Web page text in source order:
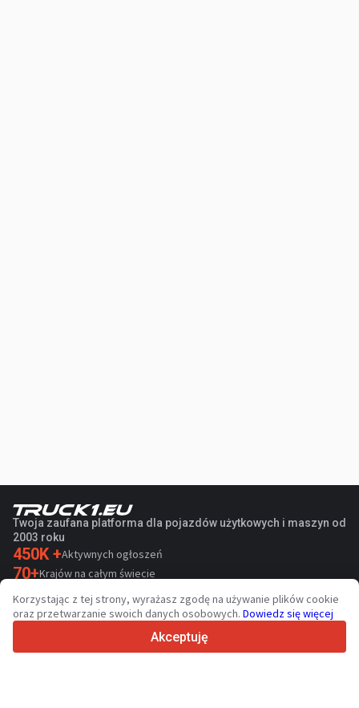
Twoja zaufana platforma dla pojazdów użytkowych i maszyn od
2003 roku
450K +Aktywnych ogłoszeń
70+Krajów na całym świecie
36 Obsługiwanych języków
4.7/5
Korzystając z tej strony, wyrażasz zgodę na używanie plików cookie
oraz przetwarzanie swoich danych osobowych. Dowiedz się więcej
Akceptuję